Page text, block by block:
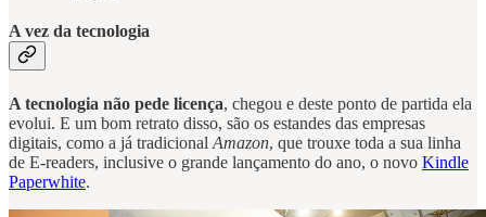
A vez da tecnologia
A tecnologia não pede licença, chegou e deste ponto de partida ela
evolui. E um bom retrato disso, são os estandes das empresas
digitais, como a já tradicional Amazon, que trouxe toda a sua linha
de E-readers, inclusive o grande lançamento do ano, o novo Kindle
Paperwhite.